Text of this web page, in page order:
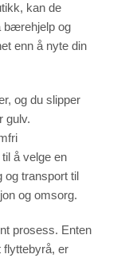
kan de
bærehjelp og
enn å nyte din
og du slipper
gulv.
å velge en
og transport til
og omsorg.
prosess. Enten
flyttebyrå, er